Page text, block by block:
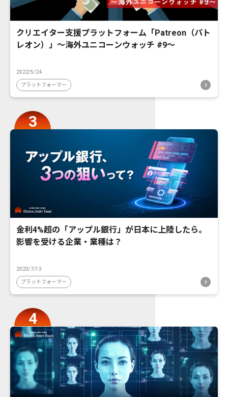
クリエイター支援プラットフォーム「Patreon（パト
レオン）」〜海外ユニコーンウォッチ #9〜
2022/5/24
プラットフォーマー
金利4%超の「アップル銀行」が日本に上陸したら。
影響を受ける企業・業種は？
2023/7/13
プラットフォーマー